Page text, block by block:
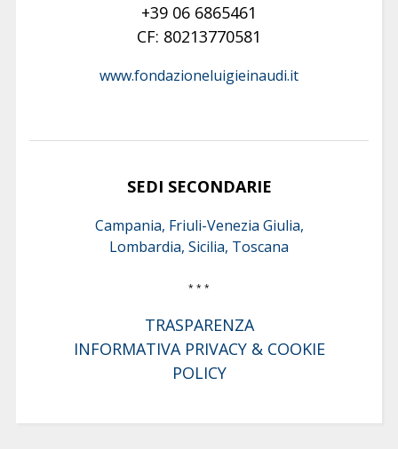
+39 06 6865461
CF: 80213770581
www.fondazioneluigieinaudi.it
SEDI SECONDARIE
Campania, Friuli-Venezia Giulia,
Lombardia, Sicilia, Toscana
* * *
TRASPARENZA
INFORMATIVA PRIVACY & COOKIE
POLICY